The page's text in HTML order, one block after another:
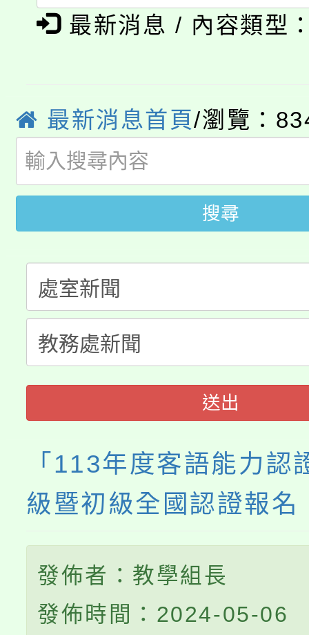
程，歡迎學生輔導中心
系所師生報名參加。
會
115年食農教育專業人
版
公告本校115學年度第
代理(課)教師甄選結果(
「2026金融保險知識
車」活動
桃園市115學年度學生
生本土語及新住民語歌
公告本校115學年度第
代理(課)教師甄選結果(
公告本校115學年度第
代理(課)教師甄選結果(
轉知中國文化大學推廣
《TA101》溝通分析基
程，歡迎學生輔導中心
心理、諮商輔導、社會
系所師生報名參加。
最新消息 / 內容類型
最新消息首頁/瀏覽：
搜尋
送出
「113年度客語能力認
級暨初級全國認證報名
發佈者：教學組長
發佈時間：2024-05-06